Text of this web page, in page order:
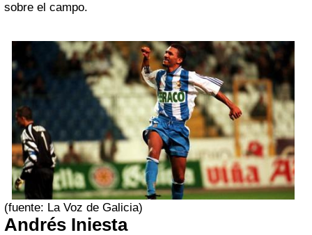
sobre el campo.
(fuente: La Voz de Galicia)
Andrés Iniesta